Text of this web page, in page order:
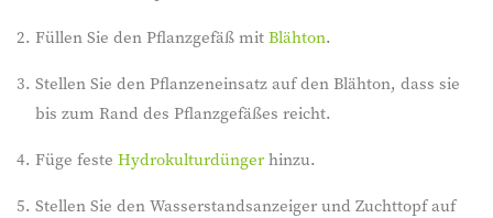
Füllen Sie den Pflanzgefäß mitBlähton.
Stellen Sie den Pflanzeneinsatz auf den Blähton, dass sie
bis zum Rand des Pflanzgefäßes reicht.
Füge feste Hydrokulturdüngerhinzu.
Stellen Sie den Wasserstandsanzeiger und Zuchttopf auf